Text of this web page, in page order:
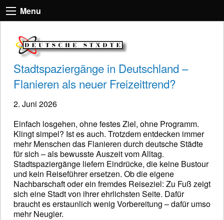
Menu
Stadtspaziergänge in Deutschland –
Flanieren als neuer Freizeittrend?
2. Juni 2026
Einfach losgehen, ohne festes Ziel, ohne Programm.
Klingt simpel? Ist es auch. Trotzdem entdecken immer
mehr Menschen das Flanieren durch deutsche Städte
für sich – als bewusste Auszeit vom Alltag.
Stadtspaziergänge liefern Eindrücke, die keine Bustour
und kein Reiseführer ersetzen. Ob die eigene
Nachbarschaft oder ein fremdes Reiseziel: Zu Fuß zeigt
sich eine Stadt von ihrer ehrlichsten Seite. Dafür
braucht es erstaunlich wenig Vorbereitung – dafür umso
mehr Neugier.